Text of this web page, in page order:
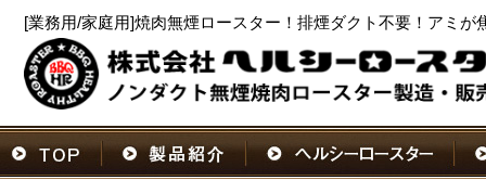
[業務用/家庭用]焼肉無煙ロースター！排煙ダクト不要！アミが